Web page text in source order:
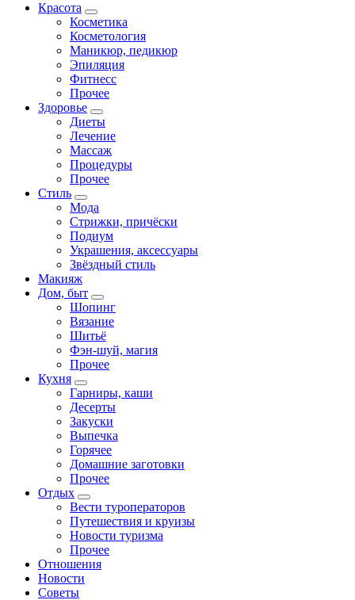
Красота
Косметика
Косметология
Маникюр, педикюр
Эпиляция
Фитнесс
Прочее
Здоровье
Диеты
Лечение
Массаж
Процедуры
Прочее
Стиль
Мода
Стрижки, причёски
Подиум
Украшения, аксессуары
Звёздный стиль
Макияж
Дом, быт
Шопинг
Вязание
Шитьё
Фэн-шуй, магия
Прочее
Кухня
Гарниры, каши
Десерты
Закуски
Выпечка
Горячее
Домашние заготовки
Прочее
Отдых
Вести туроператоров
Путешествия и круизы
Новости туризма
Прочее
Отношения
Новости
Советы